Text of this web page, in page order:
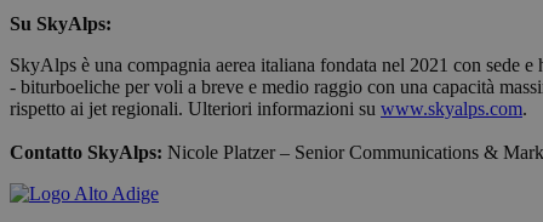
Su SkyAlps:
SkyAlps è una compagnia aerea italiana fondata nel 2021 con sede
- biturboeliche per voli a breve e medio raggio con una capacità
rispetto ai jet regionali. Ulteriori informazioni su www.skyalps.com.
Contatto SkyAlps: Nicole Platzer – Senior Communications &
_ga_QBFBLBZ4YG
_ga